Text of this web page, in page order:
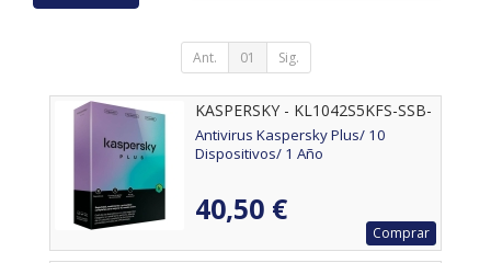
Ant. 01 Sig.
KASPERSKY - KL1042S5KFS-SSB-
ES
Antivirus Kaspersky Plus/ 10
Dispositivos/ 1 Año
40,50 €
Comprar